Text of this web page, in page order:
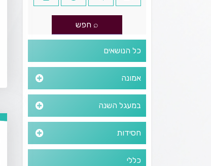
כל הנושאים
אמונה
במעגל השנה
חסידות
כללי